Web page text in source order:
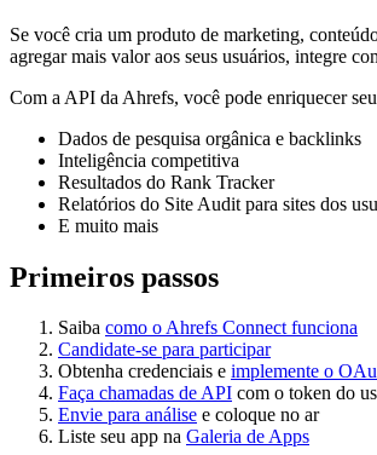
Se você cria um produto de marketing,
agregar mais valor aos seus usuários, integre
Com a API da Ahrefs, você pode enriquecer
Dados de pesquisa orgânica e backlinks
Inteligência competitiva
Resultados do Rank Tracker
Relatórios do Site Audit para sites dos
E muito mais
Primeiros passos
Saiba como o Ahrefs Connect funciona
Candidate-se para participar
Obtenha credenciais e implemente o
Faça chamadas de API com o token do
Envie para análise e coloque no ar
Liste seu app na Galeria de Apps